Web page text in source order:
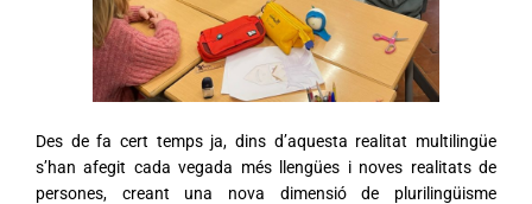
Des de fa cert temps ja, dins d’aquesta realitat multilingüe
s’han afegit cada vegada més llengües i noves realitats de
persones, creant una nova dimensió de plurilingüisme